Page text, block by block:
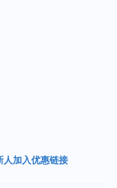
加入优惠链接